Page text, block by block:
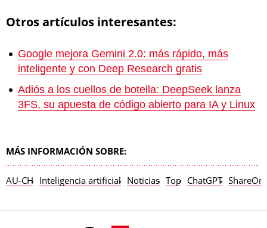
Otros artículos interesantes:
Google mejora Gemini 2.0: más rápido, más
inteligente y con Deep Research gratis
Adiós a los cuellos de botella: DeepSeek lanza
3FS, su apuesta de código abierto para IA y Linux
MÁS INFORMACIÓN SOBRE:
AU-CH Inteligencia artificial Noticias Top ChatGPT